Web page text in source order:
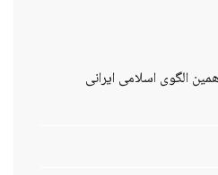
الگوی اسلامی ایرانی